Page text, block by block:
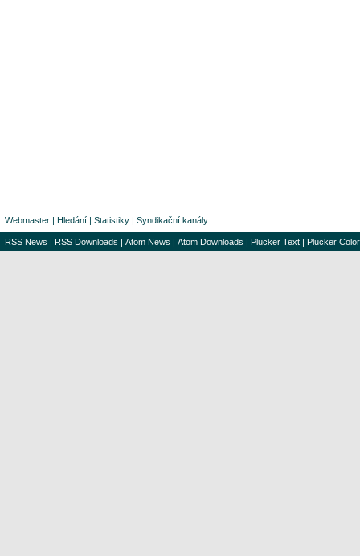
Webmaster | Hledání | Statistiky | Syndikační kanály
RSS News | RSS Downloads | Atom News | Atom Downloads | Plucker Text | Plucker Color